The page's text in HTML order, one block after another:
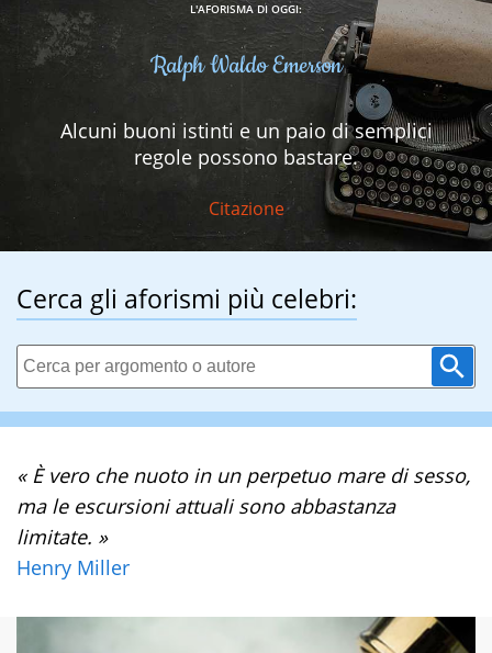
L'AFORISMA DI OGGI:
Ralph Waldo Emerson
Alcuni buoni istinti e un paio di semplici
regole possono bastare.
Citazione
Cerca gli aforismi più celebri:
« È vero che nuoto in un perpetuo mare di sesso,
ma le escursioni attuali sono abbastanza
limitate. »
Henry Miller